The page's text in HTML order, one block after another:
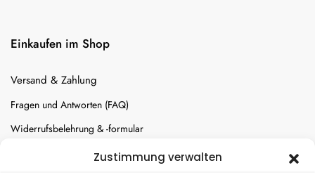
Zustimmung verwalten
Einkaufen im Shop
Versand & Zahlung
Fragen und Antworten (FAQ)
Widerrufsbelehrung & -formular
Batterien-Entsorgung